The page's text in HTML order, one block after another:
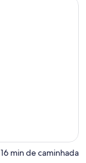
‪16 min de caminhada‬